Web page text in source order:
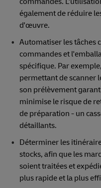
également de réduire
d'œuvre.
Automatiser les tâches
commandes et
spécifique. Par
permettant de scanner
son prélèvement
minimise le risque de
de préparation - un
détaillants.
Déterminer les
stocks, afin que les
soient traitées et
plus rapide et la plus